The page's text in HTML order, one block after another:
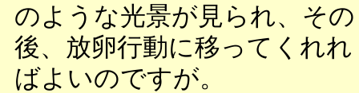
のような光景が見られ、その
後、放卵行動に移ってくれれ
ばよいのですが。